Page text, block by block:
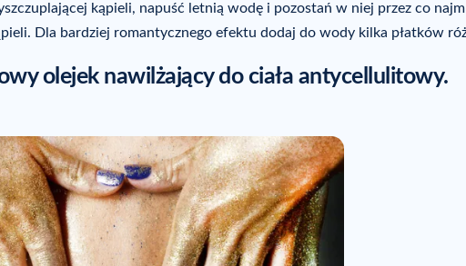
kąpieli, napuść letnią wodę i pozostań w niej przez co
Dla bardziej romantycznego efektu dodaj do wody kilka płatków
olejek nawilżający do ciała antycellulitowy.